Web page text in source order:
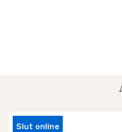
Slut online